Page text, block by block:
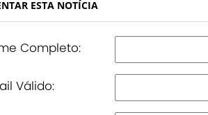
ESTA NOTÍCIA
Completo:
Válido: